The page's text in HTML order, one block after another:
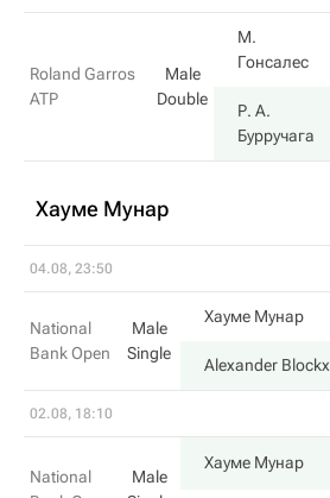
Roland Garros
ATP
Male
Double
М.
Гонсалес
Р. А.
Бурручага
Хауме Мунар
04.08, 23:50
National
Bank Open
Male
Single
Хауме Мунар
Alexander Blockx
02.08, 18:10
National
Male
Хауме Мунар